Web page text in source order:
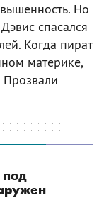
Но
спасался
Когда пират
материке,
Прозвали
под